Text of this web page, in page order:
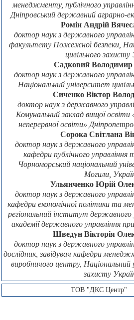
менеджменту, публічного
Дніпровський державний аграрно-
Ромін Андрій
доктор наук з державного
факультету Пожежної безпеки,
цивільного захисту
Садковий
доктор наук з державного
Національний університет
Сиченко Віктор
доктор наук з державного
Комунальний заклад вищої освіти
неперервної освіти»
Сорока Світлана
доктор наук з державного
кафедри публічного управління
Чорноморський національний
Могили,
Ульянченко Юрій
доктор наук з державного
кафедри економічної політики та
регіональний інститут державного
академії державного управління
Шведун Вікторія
доктор наук з державного
дослідник, завідувач кафедри
виробничого центру, Національний
захисту
ТОВ "ДКС Центр"